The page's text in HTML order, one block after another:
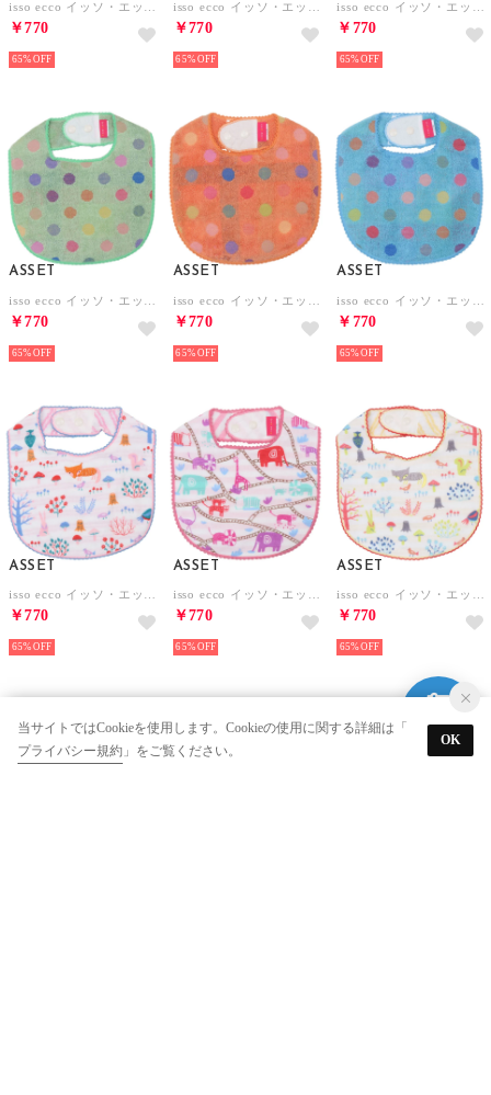
￥770
65%
￥770
65%
￥770
65%
ASSET
￥770
65%
ASSET
￥770
65%
ASSET
￥770
65%
ASSET
￥770
65%
ASSET
￥770
65%
ASSET
￥770
65%
当サイトではCookieを使用します。Cookieの使用に関する詳細は「
プライバシー規約 」をご覧ください。
OK